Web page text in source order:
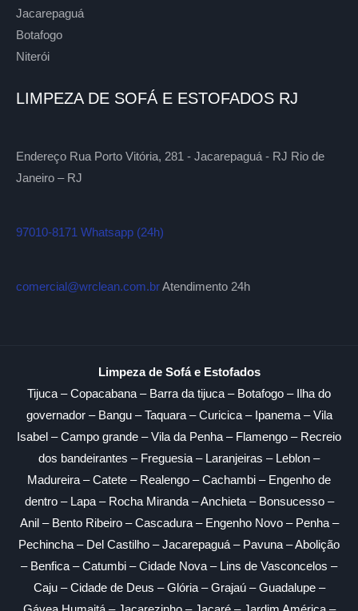
Jacarepaguá
Botafogo
Niterói
LIMPEZA DE SOFÁ E ESTOFADOS RJ
Endereço Rua Porto Vitória, 281 - Jacarepaguá - RJ Rio de
Janeiro – RJ
97010-8171 Whatsapp (24h)
comercial@wrclean.com.brAtendimento 24h
Limpeza de Sofá e Estofados
Tijuca – Copacabana – Barra da tijuca – Botafogo – Ilha do
governador – Bangu – Taquara – Curicica – Ipanema – Vila
Isabel – Campo grande – Vila da Penha – Flamengo – Recreio
dos bandeirantes – Freguesia – Laranjeiras – Leblon –
Madureira – Catete – Realengo – Cachambi – Engenho de
dentro – Lapa – Rocha Miranda – Anchieta – Bonsucesso –
Anil – Bento Ribeiro – Cascadura – Engenho Novo – Penha –
Pechincha – Del Castilho – Jacarepaguá – Pavuna – Abolição
– Benfica – Catumbi – Cidade Nova – Lins de Vasconcelos –
Caju – Cidade de Deus – Glória – Grajaú – Guadalupe –